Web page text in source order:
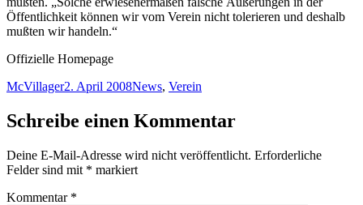
Öffentlichkeit können wir vom Verein nicht tolerieren und deshalb
mußten wir handeln.“
Offizielle Homepage
Autor
McVillagerVeröffentlicht
2. April 2008Kategorien
News, Verein
Schreibe einen Kommentar
Deine E-Mail-Adresse wird nicht veröffentlicht. Erforderliche
Felder sind mit * markiert
Kommentar *